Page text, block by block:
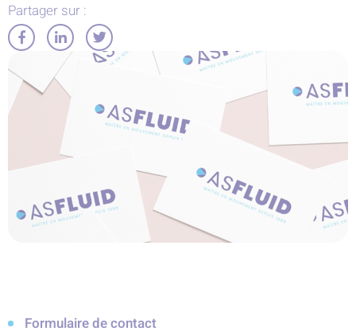
Partager sur :
Partager
sur
Facebook
Partager
sur
LinkedIn
Partager
Twitter
Formulaire de contact